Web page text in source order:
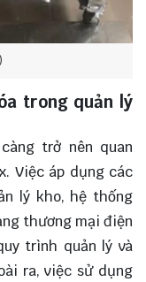
trong quản lý
trở nên quan
Việc áp dụng các
lý kho, hệ thống
thương mại điện
trình quản lý và
ra, việc sử dụng